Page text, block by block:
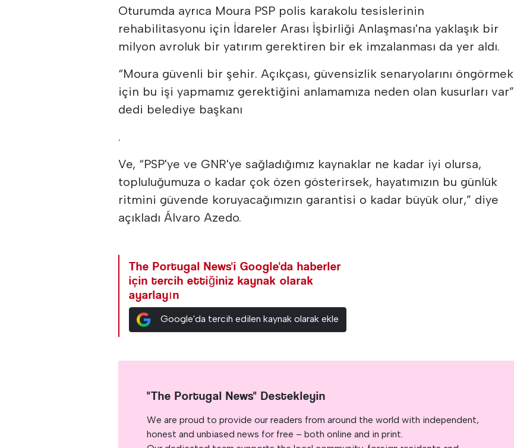
Oturumda ayrıca Moura PSP polis karakolu tesislerinin
rehabilitasyonu için İdareler Arası İşbirliği Anlaşması'na yaklaşık bir
milyon avroluk bir yatırım gerektiren bir ek imzalanması da yer aldı.
“Moura güvenli bir şehir. Açıkçası, güvensizlik senaryolarını öngörmek
için bu işi yapmamız gerektiğini anlamamıza neden olan kusurları var”
dedi belediye başkanı
.
Ve, “PSP'ye ve GNR'ye sağladığımız kaynaklar ne kadar iyi olursa,
topluluğumuza o kadar çok özen gösterirsek, hayatımızın bu günlük
ritmini güvende koruyacağımızın garantisi o kadar büyük olur,” diye
açıkladı Álvaro Azedo.
The Portugal News'i Google'da haberler
için tercih ettiğiniz kaynak olarak
ayarlayın
Google'da tercih edilen kaynak olarak ekle
"The Portugal News" Destekleyin
We are proud to provide our readers from around the world with independent,
honest and unbiased news for free – both online and in print.